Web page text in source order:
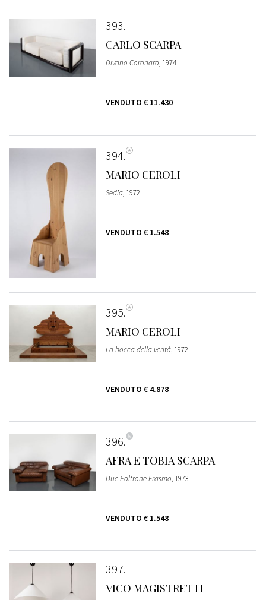
393
CARLO SCARPA
Divano Coronaro, 1974
VENDUTO € 11.430
394
MARIO CEROLI
Sedia, 1972
VENDUTO € 1.548
395
MARIO CEROLI
La bocca della verità, 1972
VENDUTO € 4.878
396
AFRA E TOBIA SCARPA
Due Poltrone Erasmo, 1973
VENDUTO € 1.548
397
VICO MAGISTRETTI